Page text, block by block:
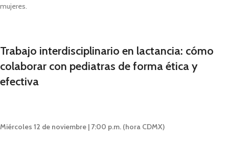
mujeres.
Trabajo interdisciplinario en lactancia: cómo
colaborar con pediatras de forma ética y
efectiva
Miércoles 12 de noviembre | 7:00 p.m. (hora CDMX)